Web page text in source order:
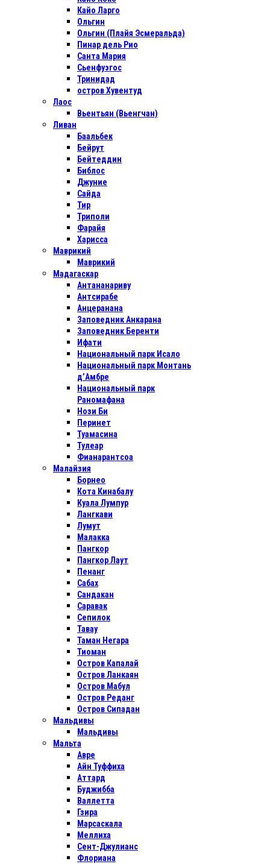
Кайо Ларго
Ольгин
Ольгин (Плайя Эсмеральда)
Пинар дель Рио
Санта Мария
Сьенфуэгос
Тринидад
остров Хувентуд
Лаос
Вьентьян (Вьенгчан)
Ливан
Баальбек
Бейрут
Бейтеддин
Библос
Джуние
Сайда
Тир
Триполи
Фарайя
Харисса
Маврикий
Маврикий
Мадагаскар
Антананариву
Антсирабе
Анцеранана
Заповедник Анкарана
Заповедник Беренти
Ифати
Национальный парк Исало
Национальный парк Монтань
д’Амбре
Национальный парк
Раномафана
Нози Би
Перинет
Туамасина
Тулеар
Фианарантсоа
Малайзия
Борнео
Кота Кинабалу
Куала Лумпур
Лангкави
Лумут
Малакка
Пангкор
Пангкор Лаут
Пенанг
Сабах
Сандакан
Саравак
Сепилок
Тавау
Таман Негара
Тиоман
Остров Капалай
Остров Ланкаян
Остров Мабул
Остров Реданг
Остров Сипадан
Мальдивы
Мальдивы
Мальта
Авре
Айн Туффиха
Аттард
Буджибба
Валлетта
Гзира
Марсаскала
Меллиха
Сент-Джулианс
Флориана